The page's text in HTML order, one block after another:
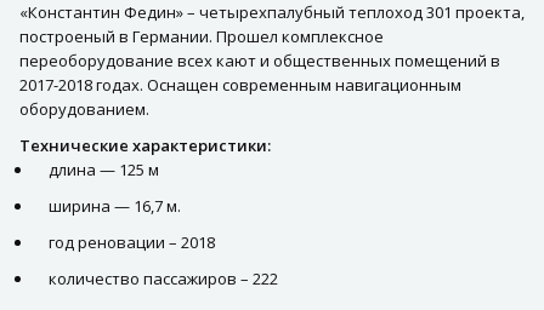
«Константин Федин» – четырехпалубный теплоход 301 проекта,
построеный в Германии. Прошел комплексное
переоборудование всех кают и общественных помещений в
2017-2018 годах. Оснащен современным навигационным
оборудованием.
Технические характеристики:
длина — 125 м
ширина — 16,7 м.
год реновации – 2018
количество пассажиров – 222